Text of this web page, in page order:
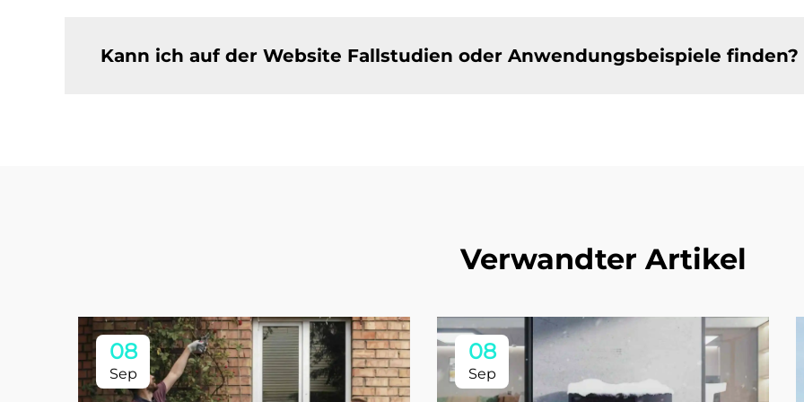
Kann ich auf der Website Fallstudien oder Anwendungsbeispiele finden?
Verwandter Artikel
08
Sep
08
Sep